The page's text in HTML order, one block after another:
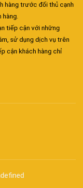
hàng trước đối thủ cạnh
tiếp cận với những
sử dụng dịch vụ trên
cận khách hàng chỉ
màu sắc Kiến Trúc
những tác nhân bên
nhịp sống hiện đại
gian sống
đẳng cấp sống
tạo trong kiến trúc